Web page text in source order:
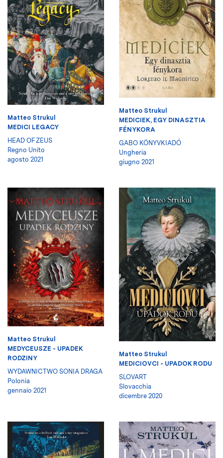
Matteo Strukul
MEDICI LEGACY
HEAD OF ZEUS
Regno Unito
agosto 2021
Matteo Strukul
MEDICIEK, EGY DINASZTIA
FÉNYKORA
GABO KÖNYVKIADÓ
Ungheria
giugno 2021
Matteo Strukul
MEDYCEUSZE - UPADEK
RODZINY
WYDAWNICTWO SONIA DRAGA
Polonia
gennaio 2021
Matteo Strukul
MEDICIOVCI - UPADOK RODU
SLOVART
Slovacchia
dicembre 2020